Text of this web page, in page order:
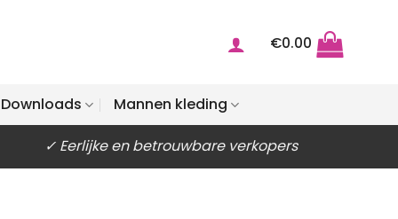
€0.00
Downloads Mannen kleding
✓ Eerlijke en betrouwbare verkopers